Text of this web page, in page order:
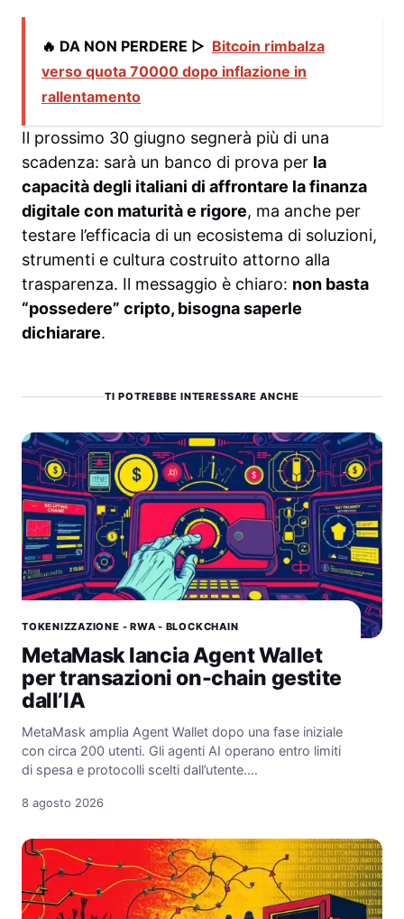
🔥 DA NON PERDERE ▷ Bitcoin rimbalza
verso quota 70000 dopo inflazione in
rallentamento
Il prossimo 30 giugno segnerà più di una
scadenza: sarà un banco di prova per la
capacità degli italiani di affrontare la finanza
digitale con maturità e rigore, ma anche per
testare l’efficacia di un ecosistema di soluzioni,
strumenti e cultura costruito attorno alla
trasparenza. Il messaggio è chiaro: non basta
“possedere” cripto, bisogna saperle
dichiarare.
TI POTREBBE INTERESSARE ANCHE
TOKENIZZAZIONE - RWA - BLOCKCHAIN
MetaMask lancia Agent Wallet
per transazioni on-chain gestite
dall’IA
MetaMask amplia Agent Wallet dopo una fase iniziale
con circa 200 utenti. Gli agenti AI operano entro limiti
di spesa e protocolli scelti dall’utente.…
8 agosto 2026